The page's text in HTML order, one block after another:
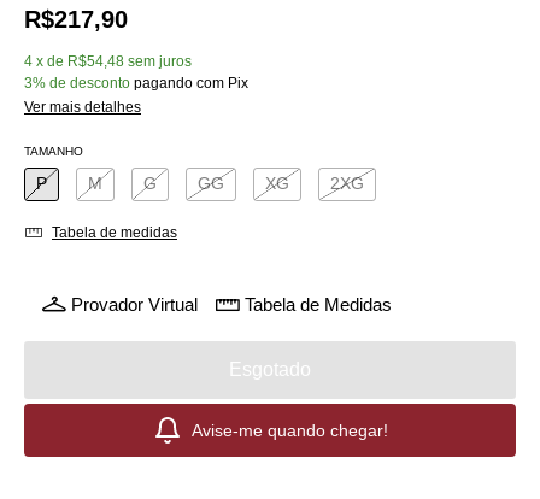
R$217,90
4 x de R$54,48 sem juros
3% de desconto pagando com Pix
Ver mais detalhes
TAMANHO
P M G GG XG 2XG
Tabela de medidas
Provador Virtual Tabela de Medidas
Avise-me quando chegar!